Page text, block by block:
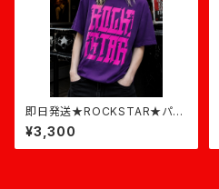
即日発送★ROCKSTAR★パー
プル×ピンク
¥3,300